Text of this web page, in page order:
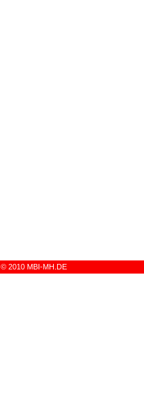
© 2010 MBI-MH.DE